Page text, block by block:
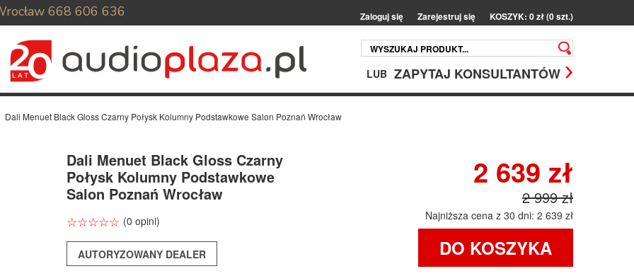
668 606 636 Zaloguj się Zarejestruj się KOSZYK: 0 zł (0 szt.)
LUB ZAPYTAJ KONSULTANTÓW
Dali Menuet Black Gloss Czarny Połysk Kolumny Podstawkowe Salon Poznań Wrocław
Dali Menuet Black Gloss Czarny
Połysk Kolumny Podstawkowe
Salon Poznań Wrocław
☆☆☆☆☆
★★★★★ (0 opini)
AUTORYZOWANY DEALER
2 639 zł
2 999 zł
Najniższa cena z 30 dni: 2 639 zł
DO KOSZYKA